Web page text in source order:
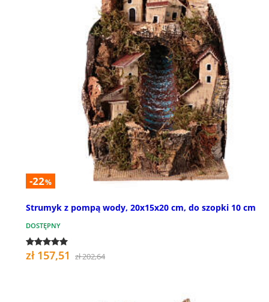
-22%
Strumyk z pompą wody, 20x15x20 cm, do szopki 10 cm
DOSTĘPNY
zł 157,51 zł 202,64